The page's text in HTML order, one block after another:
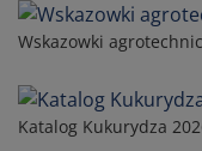
Wskazowki
Katalog Kukurydza